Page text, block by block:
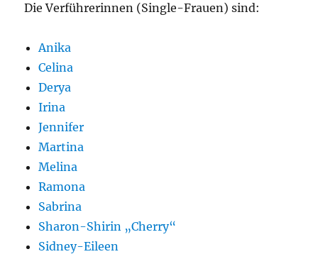
Die Verführerinnen (Single-Frauen) sind:
Anika
Celina
Derya
Irina
Jennifer
Martina
Melina
Ramona
Sabrina
Sharon-Shirin „Cherry“
Sidney-Eileen